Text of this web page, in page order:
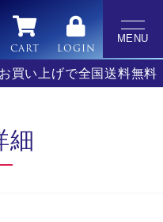
CART LOGIN
買い上げで全国送料無料
MENU
細